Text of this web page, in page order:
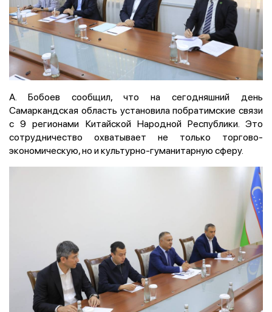
А. Бобоев сообщил, что на сегодняшний день
Самаркандская область установила побратимские связи
с 9 регионами Китайской Народной Республики. Это
сотрудничество охватывает не только торгово-
экономическую, но и культурно-гуманитарную сферу.